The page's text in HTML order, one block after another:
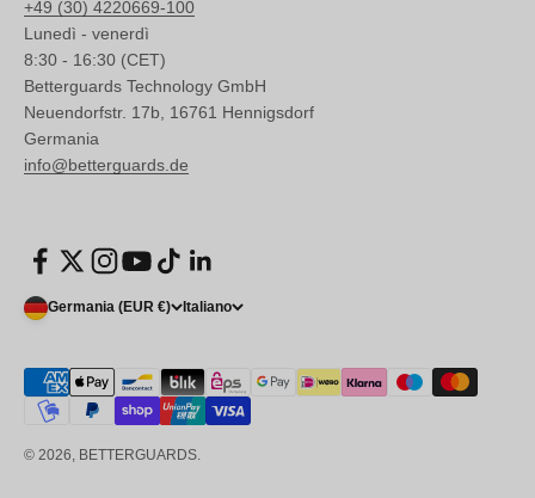
+49 (30) 4220669-100
Lunedì - venerdì
8:30 - 16:30 (CET)
Betterguards Technology GmbH
Neuendorfstr. 17b, 16761 Hennigsdorf
Germania
info@betterguards.de
Germania (EUR €) Italiano
© 2026, BETTERGUARDS.